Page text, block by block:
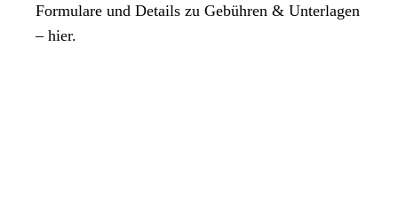
Formulare und Details zu Gebühren & Unterlagen
– hier.